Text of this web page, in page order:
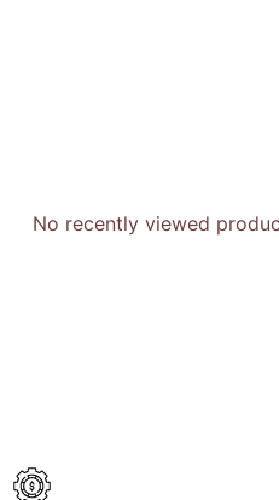
No recently viewed